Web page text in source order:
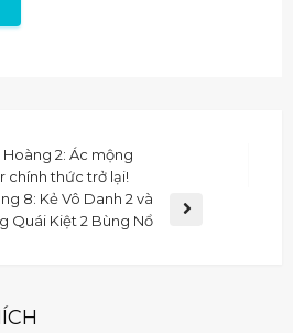
2: Ác mộng
chính thức trở lại!
8: Kẻ Vô Danh 2 và
Quái Kiệt 2 Bùng Nổ